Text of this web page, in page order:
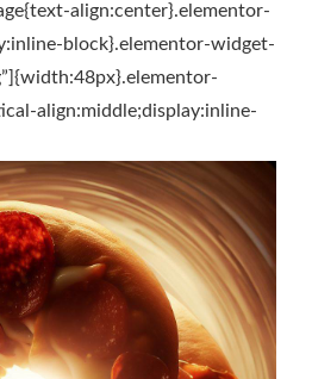
align:center}.elementor-
block}.elementor-widget-
align:middle;display:inline-